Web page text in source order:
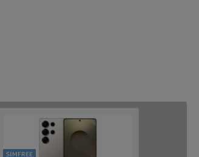
SIMFREE